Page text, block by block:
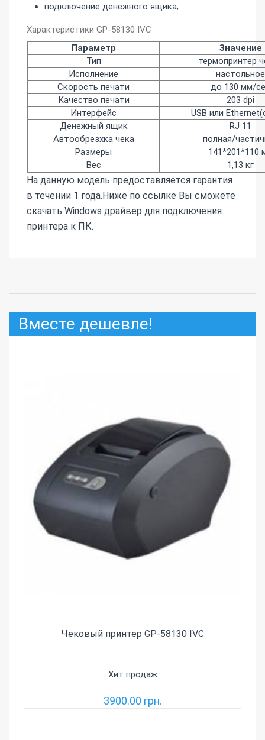
подключение денежного ящика;
Характеристики GP-58130 IVC
Параметр
Значение
Тип
термопринтер
Исполнение
настольное
Скорость печати
до 130 мм/
Качество печати
203 dpi
Интерфейс
USB или
Денежный ящик
RJ 11
Автообрезхка чека
полная/
Размеры
141*201*110
Вес
1,13 кг
На данную модель предоставляется гарантия
в течении 1 года.Ниже по ссылке Вы сможете
скачать Windows драйвер для подключения
принтера к ПК.
Вместе дешевле!
Чековый принтер GP-58130 IVC
Хит продаж
3900.00 грн.